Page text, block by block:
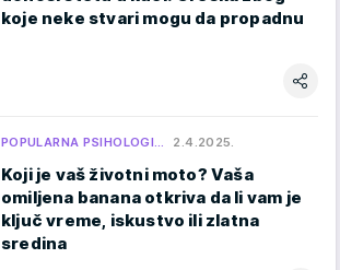
koje neke stvari mogu da propadnu
POPULARNA PSIHOLOGI… 2.4.2025.
Koji je vaš životni moto? Vaša
omiljena banana otkriva da li vam je
ključ vreme, iskustvo ili zlatna
sredina